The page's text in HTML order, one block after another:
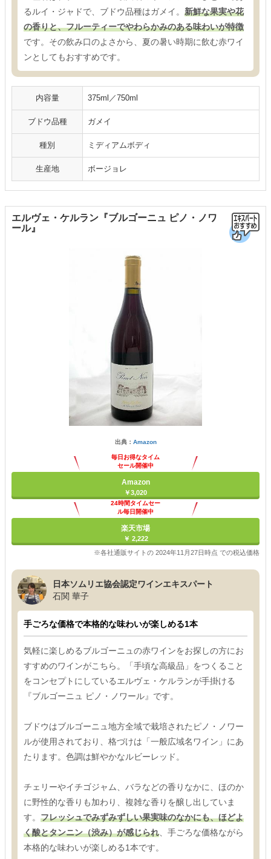
るルイ・ジャドで、ブドウ品種はガメイ。 新鮮な果実や花
の香りと、フルーティーでやわらかみのある味わいが特徴
です。その飲み口のよさから、夏の暑い時期に飲む赤ワイ
ンとしてもおすすめです。
内容量 375ml／750ml
ブドウ品種 ガメイ
種別 ミディアムボディ
生産地 ボージョレ
エルヴェ・ケルラン『ブルゴーニュ ピノ・ノワ
ール』
出典： Amazon
毎日お得なタイム
セール開催中
Amazon
￥3,020
24時間タイムセー
ル毎日開催中
楽天市場
￥ 2,222
※各社通販サイトの 2024年11月27日時点 での税込価格
日本ソムリエ協会認定ワインエキスパート
石関 華子
手ごろな価格で本格的な味わいが楽しめる1本
気軽に楽しめるブルゴーニュの赤ワインをお探しの方にお
すすめのワインがこちら。「手頃な高級品」をつくること
をコンセプトにしているエルヴェ・ケルランが手掛ける
『ブルゴーニュ ピノ・ノワール』です。
ブドウはブルゴーニュ地方全域で栽培されたピノ・ノワー
ルが使用されており、格づけは「一般広域名ワイン」にあ
たります。色調は鮮やかなルビーレッド。
チェリーやイチゴジャム、バラなどの香りなかに、ほのか
に野性的な香りも加わり、複雑な香りを醸し出していま
す。 フレッシュでみずみずしい果実味のなかにも、ほどよ
く酸とタンニン（渋み）が感じられ 、手ごろな価格ながら
本格的な味わいが楽しめる1本です。